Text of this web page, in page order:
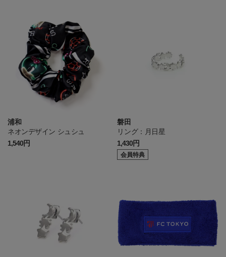
浦和
ネオンデザイン シュシュ
1,540円
磐田
リング：月日星
1,430円
会員特典